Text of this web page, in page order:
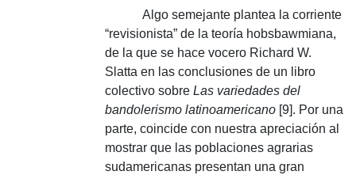
Algo semejante plantea la corriente
“revisionista” de la teoría hobsbawmiana,
de la que se hace vocero Richard W.
Slatta en las conclusiones de un libro
colectivo sobre Las variedades del
bandolerismo latinoamericano [9]. Por una
parte, coincide con nuestra apreciación al
mostrar que las poblaciones agrarias
sudamericanas presentan una gran